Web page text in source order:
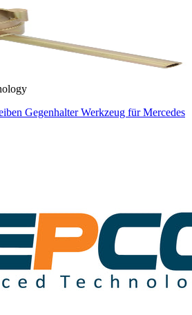
Gegenhalter Werkzeug für Mercedes